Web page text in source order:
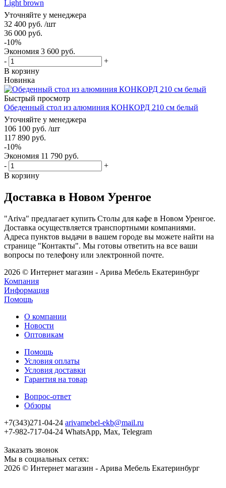
Light brown
Уточняйте у менеджера
32 400 руб. /шт
36 000 руб.
-10%
Экономия 3 600 руб.
-
+
В корзину
Новинка
Быстрый просмотр
Обеденный стол из алюминия КОНКОРД 210 см белый
Уточняйте у менеджера
106 100 руб. /шт
117 890 руб.
-10%
Экономия 11 790 руб.
-
+
В корзину
Доставка в Новом Уренгое
"Ariva" предлагает купить Столы для кафе в Новом Уренгое.
Доставка осуществляется транспортными компаниями.
Адреса пунктов выдачи в вашем городе вы можете найти на
странице "Контакты". Мы готовы ответить на все ваши
вопросы по телефону или электронной почте.
2026 © Интернет магазин - Арива Мебель Екатеринбург
Компания
Информация
Помощь
О компании
Новости
Оптовикам
Помощь
Условия оплаты
Условия доставки
Гарантия на товар
Вопрос-ответ
Обзоры
+7(343)271-04-24 arivamebel-ekb@mail.ru
+7-982-717-04-24 WhatsApp, Max, Telegram
Заказать звонок
Мы в социальных сетях:
2026 © Интернет магазин - Арива Мебель Екатеринбург